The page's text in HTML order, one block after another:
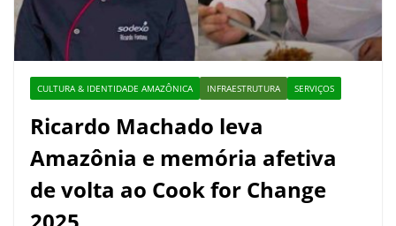
CULTURA & IDENTIDADE AMAZÔNICA INFRAESTRUTURA SERVIÇOS
Ricardo Machado leva
Amazônia e memória afetiva
de volta ao Cook for Change